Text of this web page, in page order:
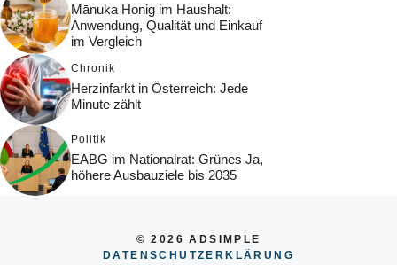
Mānuka Honig im Haushalt:
Anwendung, Qualität und Einkauf
im Vergleich
Chronik
Herzinfarkt in Österreich: Jede
Minute zählt
Politik
EABG im Nationalrat: Grünes Ja,
höhere Ausbauziele bis 2035
© 2026 ADSIMPLE
DATENSCHUTZERKLÄRUNG